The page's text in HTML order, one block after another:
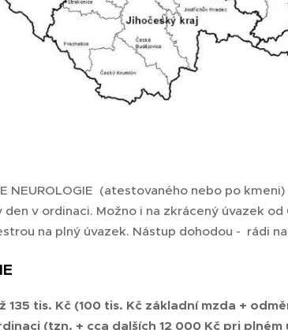
NEUROLOGIE (atestovaného nebo po
v ordinaci. Možno i na zkrácený úvazek
na plný úvazek. Nástup dohodou - rádi
135 tis. Kč (100 tis. Kč základní mzda +
(tzn. + cca dalších 12 000 Kč pri plném